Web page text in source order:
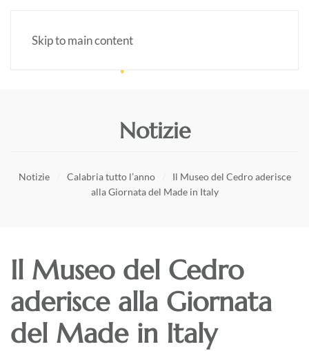
Skip to main content
Notizie
Notizie Calabria tutto l’anno
Il Museo del Cedro aderisce
alla Giornata del Made in Italy
Il Museo del Cedro
aderisce alla Giornata
del Made in Italy